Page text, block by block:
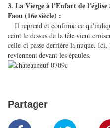
3. La Vierge à l'Enfant de
Faou (16e siècle) :
Il reprend et confirme ce
ceint le dessus de la tête vient
celle-ci passe derrière la nuque. Ici,
reviennent devant les épaules.
Partager